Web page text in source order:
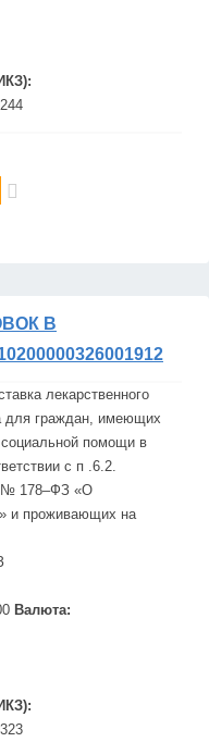
В
лекарственного
для граждан, имеющих
социальной помощи в
с п .6.2.
№ 178–ФЗ «О
и проживающих на
Валюта: